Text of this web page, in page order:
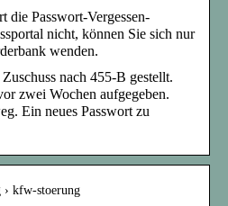
Passwort-Vergessen-
nicht, können Sie sich nur
wenden.
nach 455-B gestellt.
zwei Wochen aufgegeben.
Ein neues Passwort zu
kfw-stoerung